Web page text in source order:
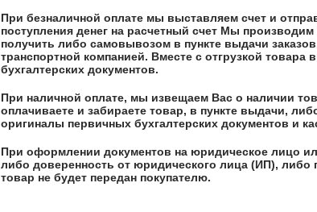
При безналичной оплате мы выставляем счет и
поступления денег на расчетный счет Мы производим
получить либо самовывозом в пункте выдачи
транспортной компанией. Вместе с отгрузкой
бухгалтерских документов.
При наличной оплате, мы извещаем Вас о наличии
оплачиваете и забираете товар, в пункте выдачи,
оригиналы первичных бухгалтерских документов и
При оформлении документов на юридическое лицо
либо доверенность от юридического лица (ИП), либо
товар не будет передан покупателю.